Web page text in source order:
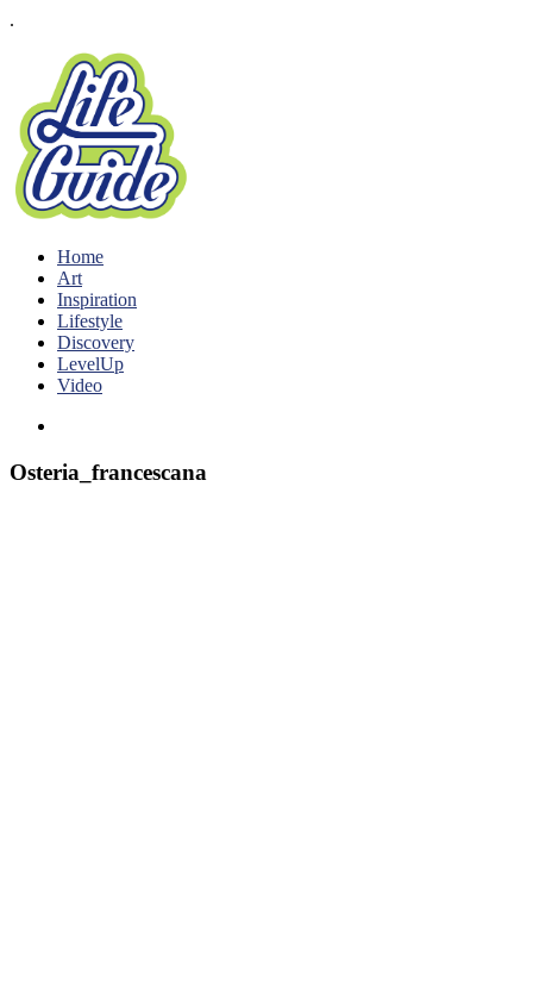
.
Home
Art
Inspiration
Lifestyle
Discovery
LevelUp
Video
Osteria_francescana